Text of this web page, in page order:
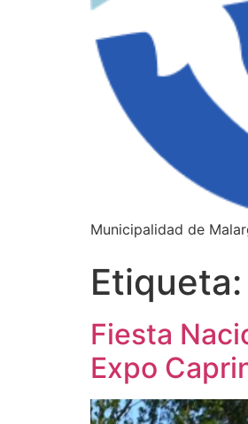
Municipalidad de
Etiqueta:
Fiesta
Expo